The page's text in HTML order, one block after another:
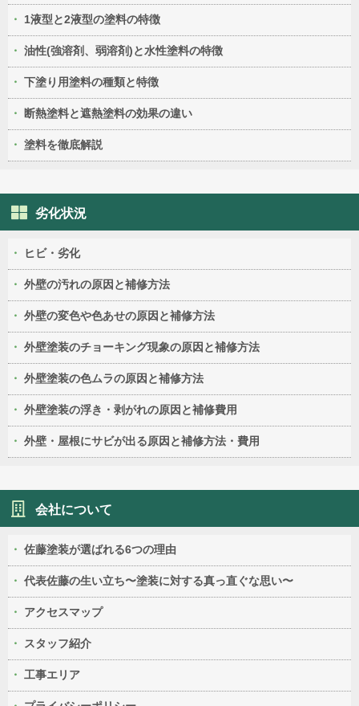
1液型と2液型の塗料の特徴
油性(強溶剤、弱溶剤)と水性塗料の特徴
下塗り用塗料の種類と特徴
断熱塗料と遮熱塗料の効果の違い
塗料を徹底解説
劣化状況
ヒビ・劣化
外壁の汚れの原因と補修方法
外壁の変色や色あせの原因と補修方法
外壁塗装のチョーキング現象の原因と補修方法
外壁塗装の色ムラの原因と補修方法
外壁塗装の浮き・剥がれの原因と補修費用
外壁・屋根にサビが出る原因と補修方法・費用
会社について
佐藤塗装が選ばれる6つの理由
代表佐藤の生い立ち〜塗装に対する真っ直ぐな思い〜
アクセスマップ
スタッフ紹介
工事エリア